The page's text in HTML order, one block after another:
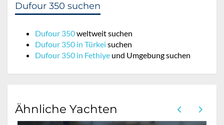
Dufour 350 suchen
Dufour 350weltweit suchen
Dufour 350 in Türkei suchen
Dufour 350 in Fethiye und Umgebung suchen
Ähnliche Yachten